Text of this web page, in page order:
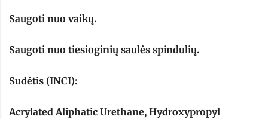
Saugoti nuo vaikų.
Saugoti nuo tiesioginių saulės spindulių.
Sudėtis (INCI):
Acrylated Aliphatic Urethane, Hydroxypropyl